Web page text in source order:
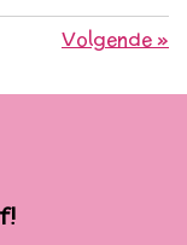
Volgende»